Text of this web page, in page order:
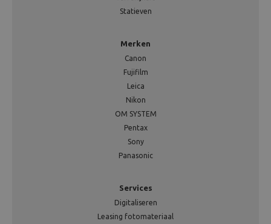
Statieven
Merken
Canon
Fujifilm
Leica
Nikon
OM SYSTEM
Pentax
Sony
Panasonic
Services
Digitaliseren
Leasing fotomateriaal